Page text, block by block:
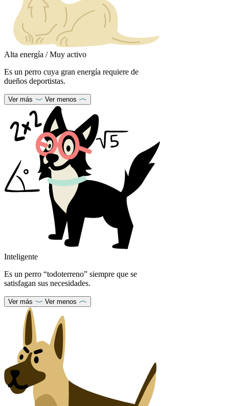
Alta energía / Muy activo
Es un perro cuya gran energía requiere de
dueños deportistas.
Ver más Ver menos
Inteligente
Es un perro “todoterreno” siempre que se
satisfagan sus necesidades.
Ver más Ver menos